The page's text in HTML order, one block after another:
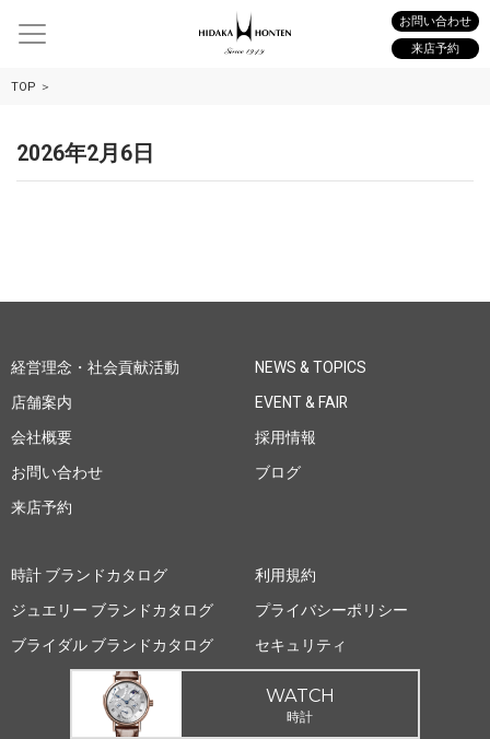
お問い合わせ
来店予約
TOP
2026年2月6日
経営理念・社会貢献活動
店舗案内
会社概要
お問い合わせ
来店予約
NEWS & TOPICS
EVENT & FAIR
採用情報
ブログ
時計 ブランドカタログ
ジュエリー ブランドカタログ
ブライダル ブランドカタログ
利用規約
プライバシーポリシー
セキュリティ
WATCH
時計